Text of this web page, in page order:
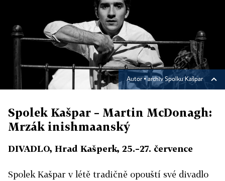
Autor ▪ archiv Spolku Kašpar
Spolek Kašpar – Martin McDonagh:
Mrzák inishmaanský
DIVADLO, Hrad Kašperk, 25.–27. července
Spolek Kašpar v létě tradičně opouští své divadlo